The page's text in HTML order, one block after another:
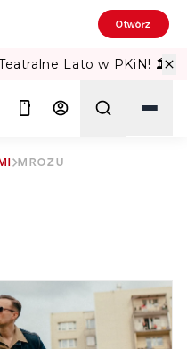
Otwórz
Lato w PKiN! 🏛️
MROZU